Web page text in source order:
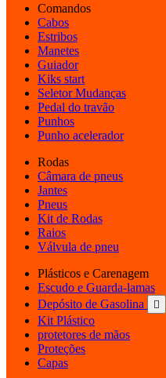
Comandos
Cabos
Estribos
Manetes
Guiador
Kiks start
Seletor Mudanças
Pedal do travão
Punhos
Punho acelerador
Rodas
Câmara de pneus
Jantes
Pneus
Kit de Rodas
Raios
Válvula de pneu
Plásticos e Carenagem
Escudo e Guarda-lamas
Depósito de Gasolina

Kit Plástico
protetores de mãos
Proteções
Capas